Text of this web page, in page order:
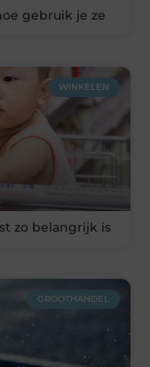
gebruik je ze
WINKELEN
zo belangrijk is
GROOTHANDEL